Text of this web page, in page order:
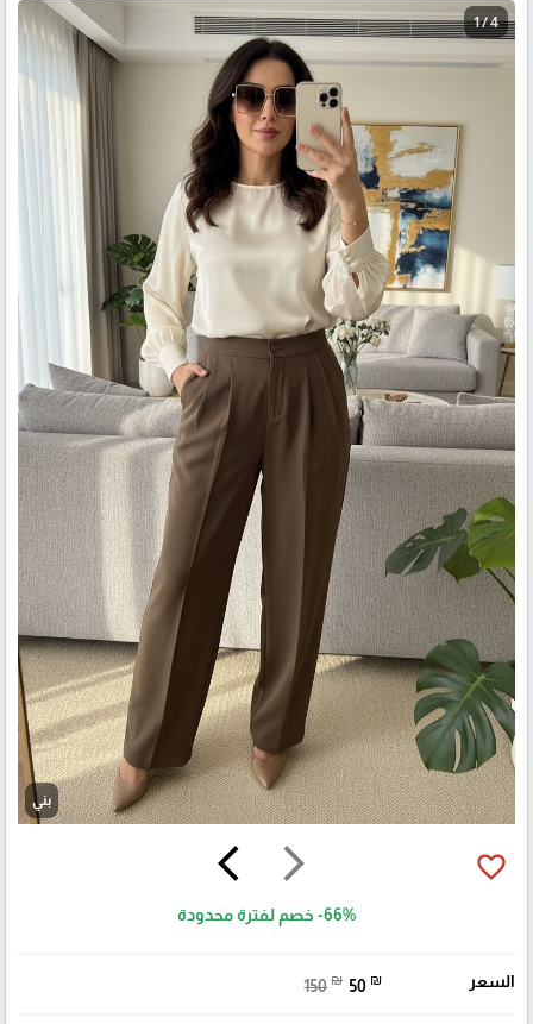
1 / 4
بني
arrow_forward_ios
arrow_back_ios favorite_border
-66% خصم لفترة محدودة
السعر 150 ₪ 50 ₪